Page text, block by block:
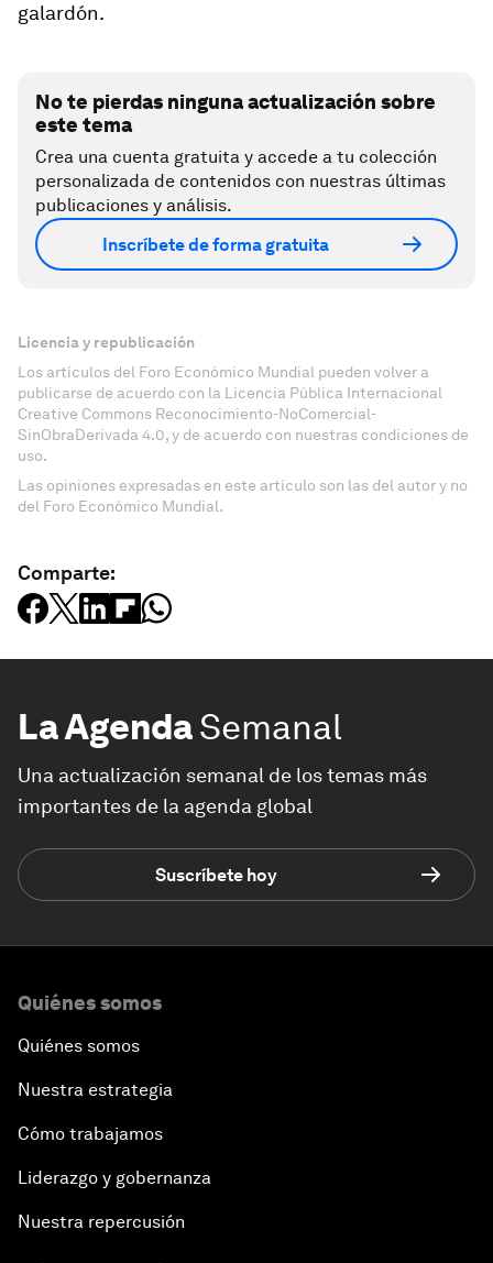
galardón.
No te pierdas ninguna actualización sobre
este tema
Crea una cuenta gratuita y accede a tu colección
personalizada de contenidos con nuestras últimas
publicaciones y análisis.
Inscríbete de forma gratuita
Licencia y republicación
Los artículos del Foro Económico Mundial pueden volver a
publicarse de acuerdo con la Licencia Pública Internacional
Creative Commons Reconocimiento-NoComercial-
SinObraDerivada 4.0, y de acuerdo con nuestras condiciones de
uso.
Las opiniones expresadas en este artículo son las del autor y no
del Foro Económico Mundial.
Comparte:
La AgendaSemanal
Una actualización semanal de los temas más
importantes de la agenda global
Suscríbete hoy
Quiénes somos
Quiénes somos
Nuestra estrategia
Cómo trabajamos
Liderazgo y gobernanza
Nuestra repercusión